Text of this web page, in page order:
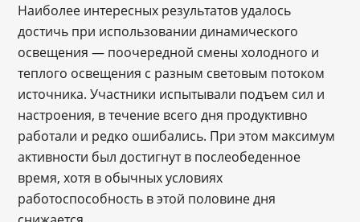
Наиболее интересных результатов удалось
достичь при использовании динамического
освещения — поочередной смены холодного и
теплого освещения с разным световым потоком
источника. Участники испытывали подъем сил и
настроения, в течение всего дня продуктивно
работали и редко ошибались. При этом максимум
активности был достигнут в послеобеденное
время, хотя в обычных условиях
работоспособность в этой половине дня